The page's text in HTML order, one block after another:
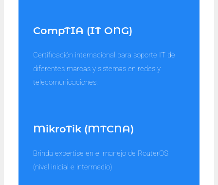
CompTIA (IT ONG)
Certificación internacional para soporte IT de
diferentes marcas y sistemas en redes y
telecomunicaciones.
MikroTik (MTCNA)
Brinda expertise en el manejo de RouterOS
(nivel inicial e intermedio)